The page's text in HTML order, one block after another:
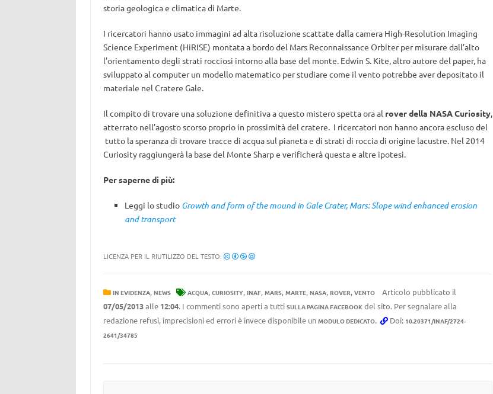
storia geologica e climatica di Marte.
I ricercatori hanno usato immagini ad alta risoluzione scattate dalla camera High-Resolution Imaging
Science Experiment (HiRISE) montata a bordo del Mars Reconnaissance Orbiter per misurare dall’alto
l’orientamento degli strati rocciosi intorno alla base del monte. Edwin S. Kite, altro autore del paper, ha
sviluppato al computer un modello matematico per studiare come il vento potrebbe aver depositato il
materiale nel Cratere Gale.
Il compito di trovare una soluzione definitiva a questo mistero spetta ora al rover della NASA Curiosity,
atterrato nell’agosto scorso proprio in prossimità del cratere. I ricercatori non hanno ancora escluso del
tutto la speranza di trovare tracce di acqua sul pianeta e di strati di roccia di origine lacustre. Nel 2014
Curiosity raggiungerà la base del Monte Sharp e verificherà questa e altre ipotesi.
Per saperne di più:
Leggi lo studio Growth and form of the mound in Gale Crater, Mars: Slope wind enhanced erosion
and transport
LICENZA PER IL RIUTILIZZO DEL TESTO:
IN EVIDENZA, NEWS ACQUA, CURIOSITY, INAF, MARS, MARTE, NASA, ROVER, VENTO
Articolo pubblicato il
07/05/2013alle 12:04. I commenti sono aperti a tutti SULLA PAGINA FACEBOOKdel sito. Per segnalare alla
redazione refusi, imprecisioni ed errori è invece disponibile un MODULO DEDICATO. Doi: 10.20371/INAF/2724-
2641/34785